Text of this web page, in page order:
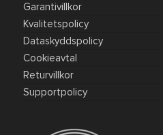
Garantivillkor
Kvalitetspolicy
Dataskyddspolicy
Cookieavtal
Returvillkor
Supportpolicy